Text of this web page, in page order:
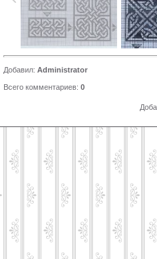
Добавил: Administrator
Всего комментариев: 0